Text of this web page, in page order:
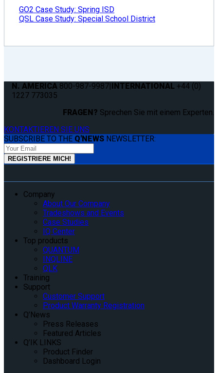
GO2 Case Study: Spring ISD
QSL Case Study: Special School District
N. AMERICA 800-987-9987 INTERNATIONAL +44 (0)
1227 773035
FRAGEN? Sprechen Sie mit einem Experten.
KONTAKTIEREN SIE UNS
SUBSCRIBE TO THE Q'NEWS NEWSLETTER:
Company
About Our Company
Tradeshows and Events
Case Studies
IQ Center
Top products
QUANTUM
INQLINE
QLK
Training
Support
Customer Support
Product Warranty Registration
Q’News
Press Releases
Featured Articles
Q’IK LINKS
Product Finder
Dashboard Login